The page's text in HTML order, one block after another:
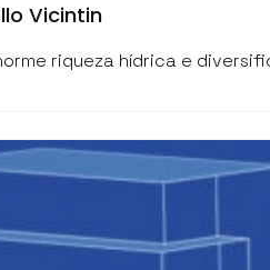
Vicintin
riqueza hídrica e